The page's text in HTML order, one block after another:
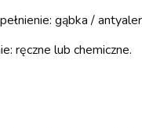
gąbka /
ręczne lub chemiczne.